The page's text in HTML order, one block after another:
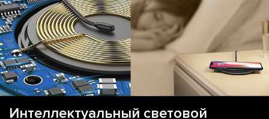
Интеллектуальный световой